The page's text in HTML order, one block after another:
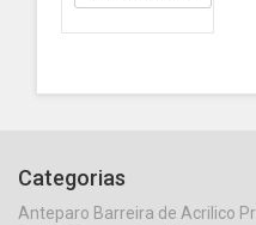
Categorias
Anteparo Barreira de Acrilico